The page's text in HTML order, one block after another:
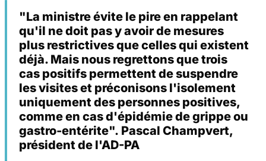
"La ministre évite le pire en rappelant
qu'il ne doit pas y avoir de mesures
plus restrictives que celles qui existent
déjà. Mais nous regrettons que trois
cas positifs permettent de suspendre
les visites et préconisons l'isolement
uniquement des personnes positives,
comme en cas d'épidémie de grippe ou
gastro-entérite". Pascal Champvert,
président de l'AD-PA